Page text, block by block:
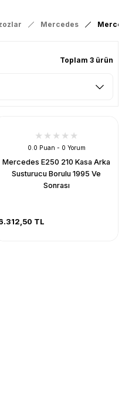
Mercedes
Toplam 3 ürün
0.0 Puan - 0 Yorum
Mercedes E250 210 Kasa Arka
Susturucu Borulu 1995 Ve
Sonrası
TL